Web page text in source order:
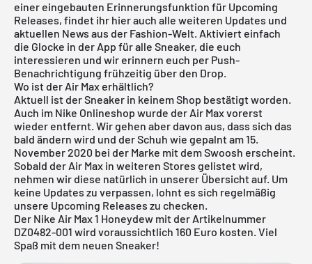
einer eingebauten Erinnerungsfunktion für Upcoming
Releases, findet ihr hier auch alle weiteren Updates und
aktuellen News aus der Fashion-Welt. Aktiviert einfach
die Glocke in der App für alle Sneaker, die euch
interessieren und wir erinnern euch per Push-
Benachrichtigung frühzeitig über den Drop.
Wo ist der Air Max erhältlich?
Aktuell ist der Sneaker in keinem Shop bestätigt worden.
Auch im Nike Onlineshop wurde der Air Max vorerst
wieder entfernt. Wir gehen aber davon aus, dass sich das
bald ändern wird und der Schuh wie gepalnt am 15.
November 2020 bei der Marke mit dem Swoosh erscheint.
Sobald der Air Max in weiteren Stores gelistet wird,
nehmen wir diese natürlich in unserer Übersicht auf. Um
keine Updates zu verpassen, lohnt es sich regelmäßig
unsere Upcoming Releases zu checken.
Der Nike Air Max 1 Honeydew mit der Artikelnummer
DZ0482-001 wird voraussichtlich 160 Euro kosten. Viel
Spaß mit dem neuen Sneaker!